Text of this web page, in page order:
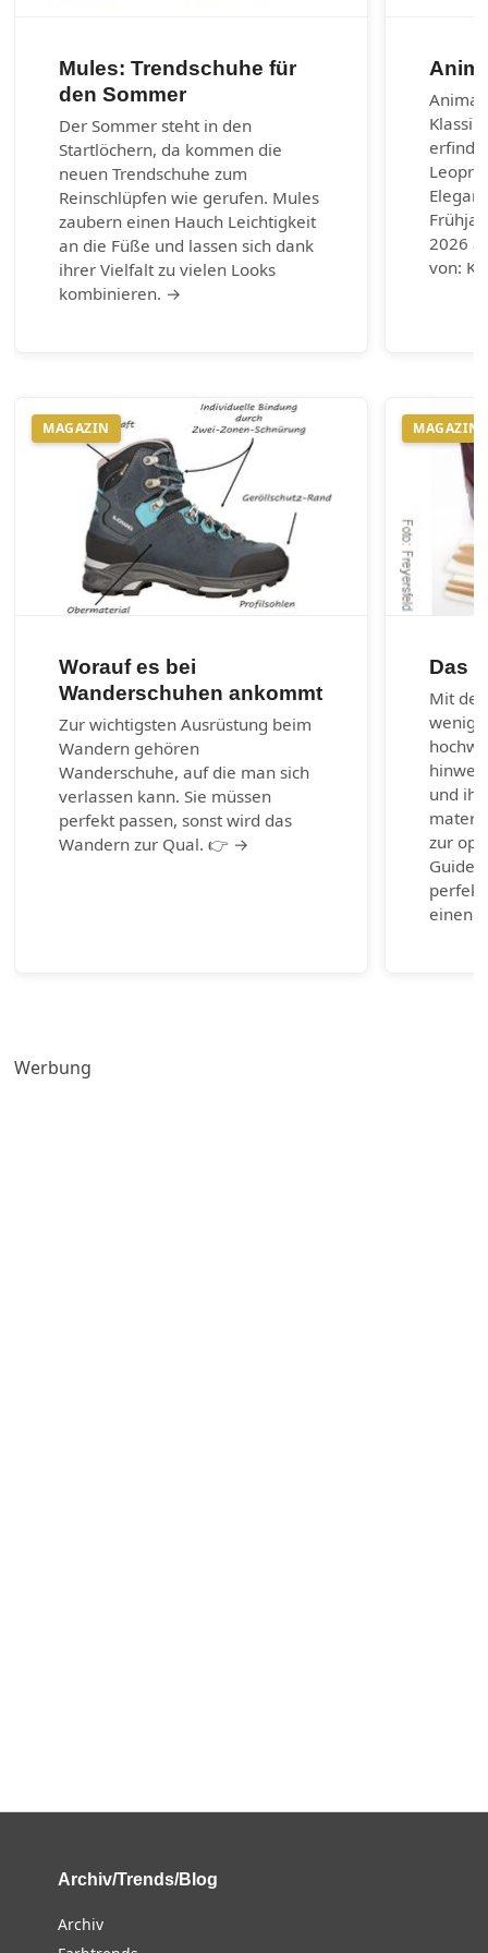
Mules: Trendschuhe für
den Sommer
Der Sommer steht in den
Startlöchern, da kommen die
neuen Trendschuhe zum
Reinschlüpfen wie gerufen. Mules
zaubern einen Hauch Leichtigkeit
an die Füße und lassen sich dank
ihrer Vielfalt zu vielen Looks
kombinieren. →
2026
von:
MAGAZIN
Worauf es bei
Wanderschuhen ankommt
Zur wichtigsten Ausrüstung beim
Wandern gehören
Wanderschuhe, auf die man sich
verlassen kann. Sie müssen
perfekt passen, sonst wird das
Wandern zur Qual. 👉 →
MAGAZIN
Das
Mit
wenig
und
zur
Guide
einen
Werbung
Archiv/Trends/Blog
Archiv